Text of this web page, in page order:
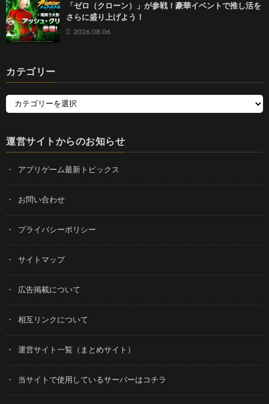
「ゼロ（クローン）」が参戦！豪華イベントで推し活を
さらに盛り上げよう！
2026.08.06
カテゴリー
運営サイトからのお知らせ
アプリゲーム最新トピックス
お問い合わせ
プライバシーポリシー
サイトマップ
広告掲載について
相互リンクについて
運営サイト一覧（まとめサイト）
当サイトで使用しているサーバーはコチラ